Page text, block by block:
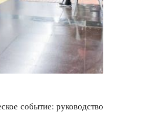
событие: руководство